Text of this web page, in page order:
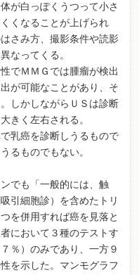
が白っぽくうつって小さ
くなることが上げられ
さみ方、撮影条件や読影
なってくる。
でＭＭＧでは腫瘤が検出
が可能なことがあり、そ
しかしながらＵＳは診断
きく左右される。
乳癌を診断しうるもので
るものでもない。
でも「一般的には、触
引細胞診）を含めたトリ
を併用すれば癌を見落と
において３種のテストす
％）のみであり、一方９
を示した。マンモグラフ